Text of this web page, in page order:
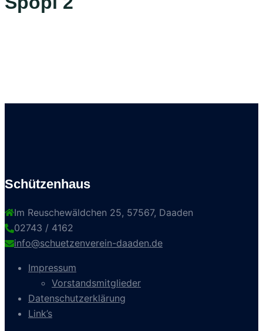
Schützenhaus
Im Reuschewäldchen 25, 57567, Daaden
02743 / 4162
info@schuetzenverein-daaden.de
Impressum
Vorstandsmitglieder
Datenschutzerklärung
Link’s